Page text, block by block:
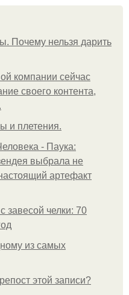
Почему нельзя дарить
компании сейчас
своего контента,
и плетения.
- Паука:
выбрала не
артефакт
завесой челки: 70
из самых
этой записи?